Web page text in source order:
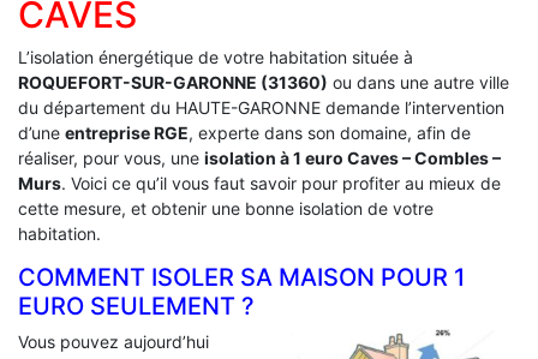
CAVES
L’isolation énergétique de votre habitation située à
ROQUEFORT-SUR-GARONNE (31360) ou dans une autre ville
du département du HAUTE-GARONNE demande l’intervention
d’une entreprise RGE, experte dans son domaine, afin de
réaliser, pour vous, une isolation à 1 euro Caves – Combles –
Murs. Voici ce qu’il vous faut savoir pour profiter au mieux de
cette mesure, et obtenir une bonne isolation de votre
habitation.
COMMENT ISOLER SA MAISON POUR 1
EURO SEULEMENT ?
Vous pouvez aujourd’hui